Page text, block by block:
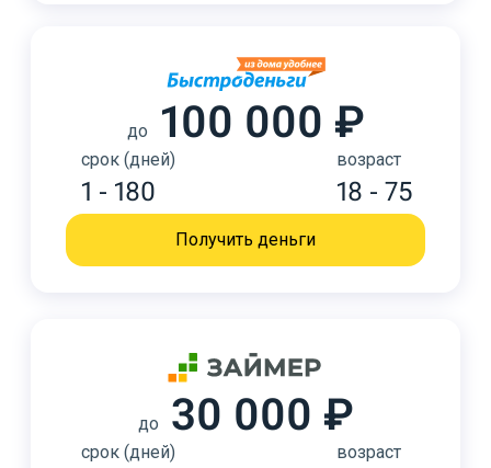
до 100 000 ₽
срок (дней)
1 - 180
возраст
18 - 75
Получить деньги
до 30 000 ₽
срок (дней) возраст